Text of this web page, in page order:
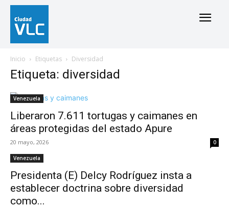
Inicio Etiquetas Diversidad
Etiqueta: diversidad
Venezuela
Liberaron 7.611 tortugas y caimanes en
áreas protegidas del estado Apure
20 mayo, 2026 0
Venezuela
Presidenta (E) Delcy Rodríguez insta a
establecer doctrina sobre diversidad
como...